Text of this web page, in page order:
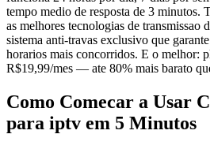
tempo medio de resposta de 3 minutos.
as melhores tecnologias de transmissao
sistema anti-travas exclusivo que
horarios mais concorridos. E o melhor:
R$19,99/mes — ate 80% mais barato
Como Comecar a Usar
para iptv em 5 Minutos